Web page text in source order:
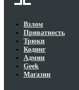
Взлом
Приватность
Трюки
Кодинг
Админ
Geek
Магазин